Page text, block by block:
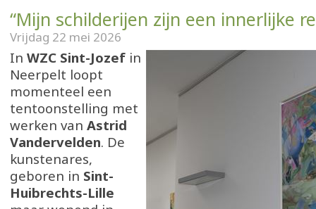
“Mijn schilderijen zijn een innerlijke
Vrijdag 22 mei 2026
In WZC Sint-Jozef in
Neerpelt loopt
momenteel een
tentoonstelling met
werken van Astrid
Vandervelden. De
kunstenares,
geboren in Sint-
Huibrechts-Lille